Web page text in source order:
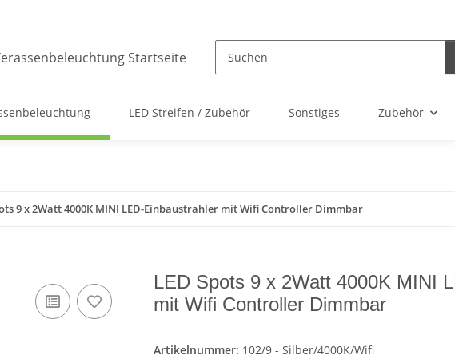
LED Streifen / Zubehör Sonstiges Zubehör
9 x 2Watt 4000K MINI LED-Einbaustrahler mit Wifi Controller Dimmbar
LED Spots 9 x 2Watt 4000K MINI
mit Wifi Controller Dimmbar
Artikelnummer: 102/9 - Silber/4000K/Wifi